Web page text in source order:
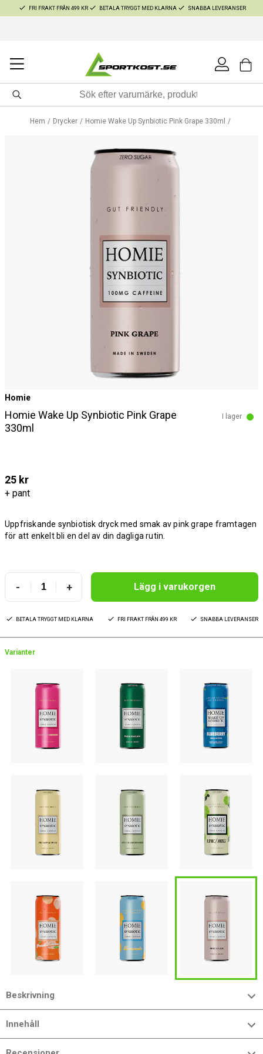
FRI FRAKT FRÅN 499 KR BETALA TRYGGT MED KLARNA SNABBA LEVERANSER
Hem Drycker Homie Wake Up Synbiotic Pink Grape 330ml
Homie
Homie Wake Up Synbiotic Pink Grape
330ml
I lager
25 kr
+ pant
Uppfriskande synbiotisk dryck med smak av pink grape framtagen
för att enkelt bli en del av din dagliga rutin.
- + Lägg i varukorgen
BETALA TRYGGT MED KLARNA FRI FRAKT FRÅN 499 KR SNABBA LEVERANSER
Varianter
Beskrivning
Innehåll